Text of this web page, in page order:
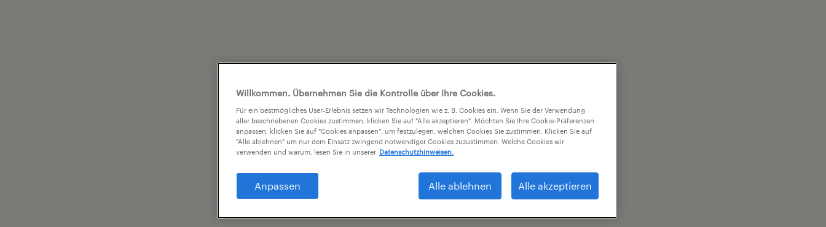
Willkommen. Übernehmen Sie die Kontrolle über Ihre Cookies.
Für ein bestmögliches User-Erlebnis setzen wir Technologien wie z. B. Cookies ein. Wenn Sie der Verwendung
aller beschriebenen Cookies zustimmen, klicken Sie auf "Alle akzeptieren". Möchten Sie Ihre Cookie-Präferenzen
anpassen, klicken Sie auf "Cookies anpassen", um festzulegen, welchen Cookies Sie zustimmen. Klicken Sie auf
"Alle ablehnen" um nur dem Einsatz zwingend notwendiger Cookies zuzustimmen. Welche Cookies wir
verwenden und warum, lesen Sie in unserer Datenschutzhinweisen.
Anpassen Alle ablehnen Alle akzeptieren